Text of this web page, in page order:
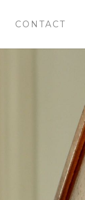
CONTACT